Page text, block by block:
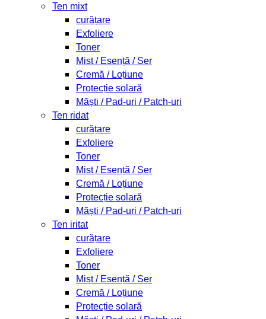
Ten mixt
curățare
Exfoliere
Toner
Mist / Esență / Ser
Cremă / Loțiune
Protecție solară
Măști / Pad-uri / Patch-uri
Ten ridat
curățare
Exfoliere
Toner
Mist / Esență / Ser
Cremă / Loțiune
Protecție solară
Măști / Pad-uri / Patch-uri
Ten iritat
curățare
Exfoliere
Toner
Mist / Esență / Ser
Cremă / Loțiune
Protecție solară